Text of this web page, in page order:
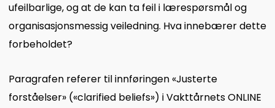
ufeilbarlige, og at de kan ta feil i lærespørsmål og
organisasjonsmessig veiledning. Hva innebærer dette
forbeholdet?
Paragrafen referer til innføringen «Justerte
forståelser» («clarified beliefs») i Vakttårnets ONLINE